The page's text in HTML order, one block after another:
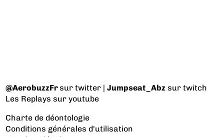
@AerobuzzFrsur twitter |Jumpseat_Abz sur twitch
Les Replays sur youtube
Charte de déontologie
Conditions générales d'utilisation